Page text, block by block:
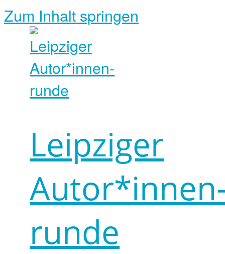
Zum Inhalt springen
Leipziger
runde